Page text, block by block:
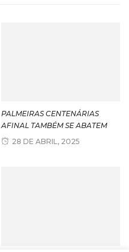
PALMEIRAS CENTENÁRIAS
AFINAL TAMBÉM SE ABATEM
28 DE ABRIL, 2025